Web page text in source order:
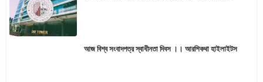
আজ বিশ্ব সংবাদপত্র স্বাধীনতা দিবস ।। আরশিকথা হাইলাইটস